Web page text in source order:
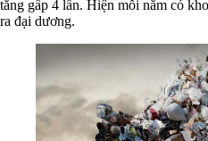
tăng gấp 4 lần. Hiện mỗi năm có
ra đại dương.